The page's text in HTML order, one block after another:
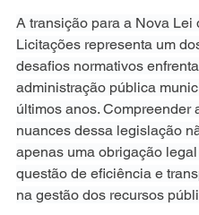
A transição para a Nova Lei
Licitações representa um
desafios normativos
administração pública
últimos anos. Compreender
nuances dessa legislação
apenas uma obrigação
questão de eficiência e
na gestão dos recursos